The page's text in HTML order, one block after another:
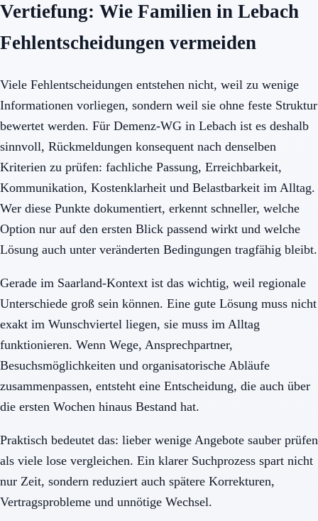
Vertiefung: Wie Familien in Lebach
Fehlentscheidungen vermeiden
Viele Fehlentscheidungen entstehen nicht, weil zu wenige
Informationen vorliegen, sondern weil sie ohne feste Struktur
bewertet werden. Für Demenz-WG in Lebach ist es deshalb
sinnvoll, Rückmeldungen konsequent nach denselben
Kriterien zu prüfen: fachliche Passung, Erreichbarkeit,
Kommunikation, Kostenklarheit und Belastbarkeit im Alltag.
Wer diese Punkte dokumentiert, erkennt schneller, welche
Option nur auf den ersten Blick passend wirkt und welche
Lösung auch unter veränderten Bedingungen tragfähig bleibt.
Gerade im Saarland-Kontext ist das wichtig, weil regionale
Unterschiede groß sein können. Eine gute Lösung muss nicht
exakt im Wunschviertel liegen, sie muss im Alltag
funktionieren. Wenn Wege, Ansprechpartner,
Besuchsmöglichkeiten und organisatorische Abläufe
zusammenpassen, entsteht eine Entscheidung, die auch über
die ersten Wochen hinaus Bestand hat.
Praktisch bedeutet das: lieber wenige Angebote sauber prüfen
als viele lose vergleichen. Ein klarer Suchprozess spart nicht
nur Zeit, sondern reduziert auch spätere Korrekturen,
Vertragsprobleme und unnötige Wechsel.